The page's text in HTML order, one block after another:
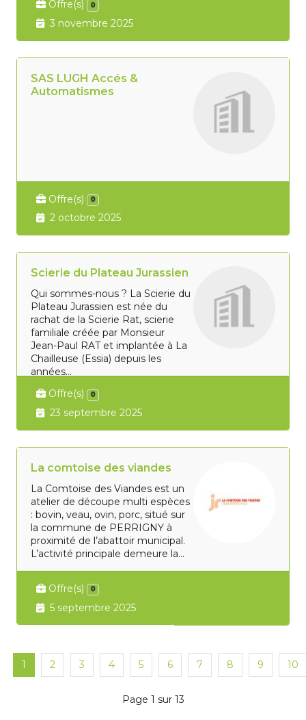
Offre(s) 0
3 novembre 2025
SAS LUGH Accés &
Automatismes
Offre(s) 0
2 octobre 2025
Scierie du Plateau Jurassien
Qui sommes-nous ? La Scierie du
Plateau Jurassien est née du
rachat de la Scierie Rat, scierie
familiale créée par Monsieur
Jean-Paul RAT et implantée à La
Chailleuse (Essia) depuis les
années...
Offre(s) 0
23 septembre 2025
La comtoise des viandes
La Comtoise des Viandes est un
atelier de découpe multi espèces
: bovin, veau, ovin, porc, situé sur
la commune de PERRIGNY à
proximité de l’abattoir municipal.
L’activité principale demeure la...
Offre(s) 0
5 septembre 2025
1 2 3 4 5 6 7 8 9 10
Page 1 sur 13